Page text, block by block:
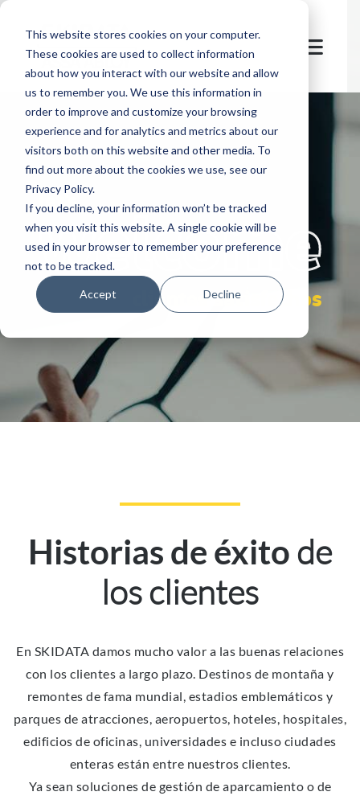
This website stores cookies on your computer.
These cookies are used to collect information
about how you interact with our website and allow
us to remember you. We use this information in
order to improve and customize your browsing
experience and for analytics and metrics about our
visitors both on this website and other media. To
find out more about the cookies we use, see our
Privacy Policy.
If you decline, your information won’t be tracked
when you visit this website. A single cookie will be
used in your browser to remember your preference
not to be tracked.
Accept Decline
let's
welcome
clientes satisfechos
Historias de éxito de
los clientes
En SKIDATA damos mucho valor a las buenas relaciones
con los clientes a largo plazo. Destinos de montaña y
remontes de fama mundial, estadios emblemáticos y
parques de atracciones, aeropuertos, hoteles, hospitales,
edificios de oficinas, universidades e incluso ciudades
enteras están entre nuestros clientes.
Ya sean soluciones de gestión de aparcamiento o de